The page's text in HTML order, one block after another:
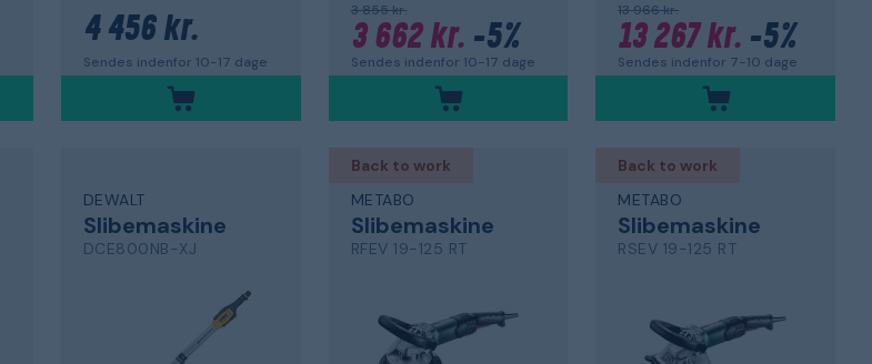
4 456 kr.
Sendes indenfor 10-17 dage
3 855 kr.
3 662 kr.-5%
Sendes indenfor 10-17 dage
13 966 kr.
13 267 kr. -5%
Sendes indenfor 7-10 dage
DEWALT
Slibemaskine
DCE800NB-XJ
Back to work
METABO
Slibemaskine
RFEV 19-125 RT
Back to work
METABO
Slibemaskine
RSEV 19-125 RT